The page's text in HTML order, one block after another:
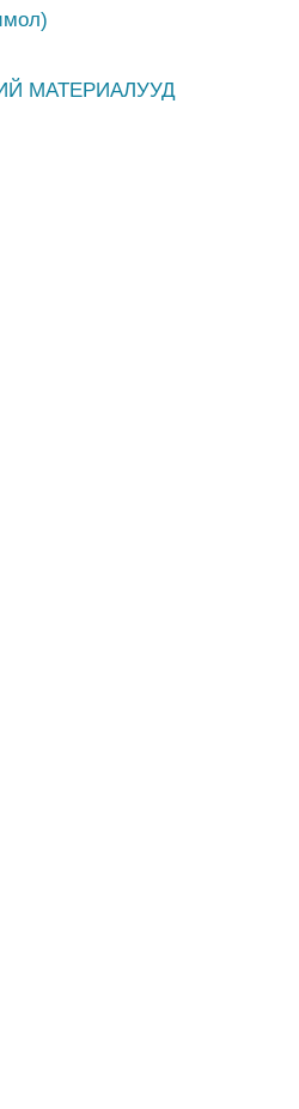
МАТЕРИАЛУУД